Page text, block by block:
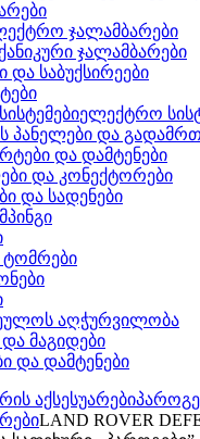
ჯალამბარები
ჯალამბარები
და საბუქსირეები
ელექტრო
პანელები და
და დამტენები
და კონექტორები
და სადენები
ტომრები
აღჭურვილობა
და მაგიდები
და დამტენები
აქსესუარები
LAND ROVER